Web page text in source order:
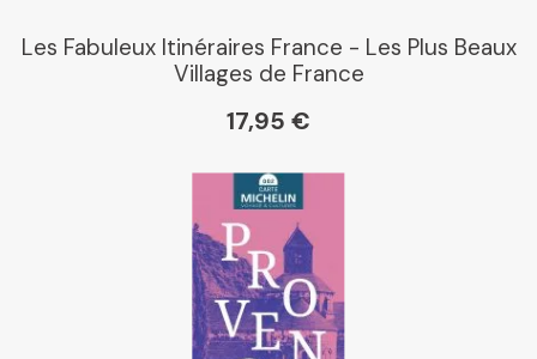
Les Fabuleux Itinéraires France - Les Plus Beaux
Villages de France
17,95 €